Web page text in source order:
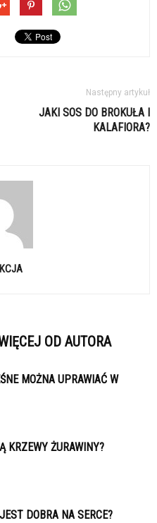
Następny artykuł
JAKI SOS DO BROKUŁA I
KALAFIORA?
OD AUTORA
MOŻNA UPRAWIAĆ W
KRZEWY ŻURAWINY?
DOBRA NA SERCE?